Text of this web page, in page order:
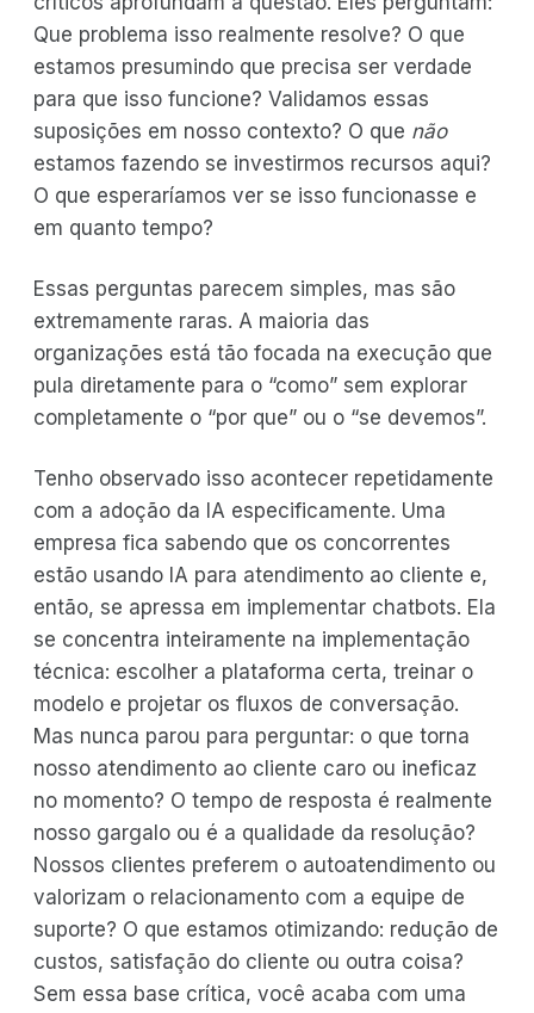
Que problema isso realmente resolve? O que
estamos presumindo que precisa ser verdade
para que isso funcione? Validamos essas
suposições em nosso contexto? O que não
estamos fazendo se investirmos recursos aqui?
O que esperaríamos ver se isso funcionasse e
em quanto tempo?
Essas perguntas parecem simples, mas são
extremamente raras. A maioria das
organizações está tão focada na execução que
pula diretamente para o “como” sem explorar
completamente o “por que” ou o “se devemos”.
Tenho observado isso acontecer repetidamente
com a adoção da IA especificamente. Uma
empresa fica sabendo que os concorrentes
estão usando IA para atendimento ao cliente e,
então, se apressa em implementar chatbots. Ela
se concentra inteiramente na implementação
técnica: escolher a plataforma certa, treinar o
modelo e projetar os fluxos de conversação.
Mas nunca parou para perguntar: o que torna
nosso atendimento ao cliente caro ou ineficaz
no momento? O tempo de resposta é realmente
nosso gargalo ou é a qualidade da resolução?
Nossos clientes preferem o autoatendimento ou
valorizam o relacionamento com a equipe de
suporte? O que estamos otimizando: redução de
custos, satisfação do cliente ou outra coisa?
Sem essa base crítica, você acaba com uma